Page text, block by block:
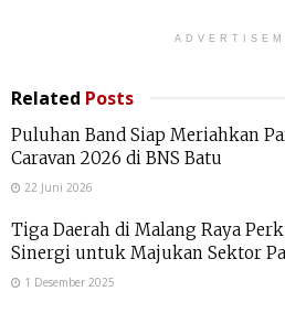
Related Posts
Puluhan Band Siap Meriahkan
Caravan 2026 di BNS Batu
22 Juni 2026
Tiga Daerah di Malang Raya
Sinergi untuk Majukan Sektor
1 Desember 2025